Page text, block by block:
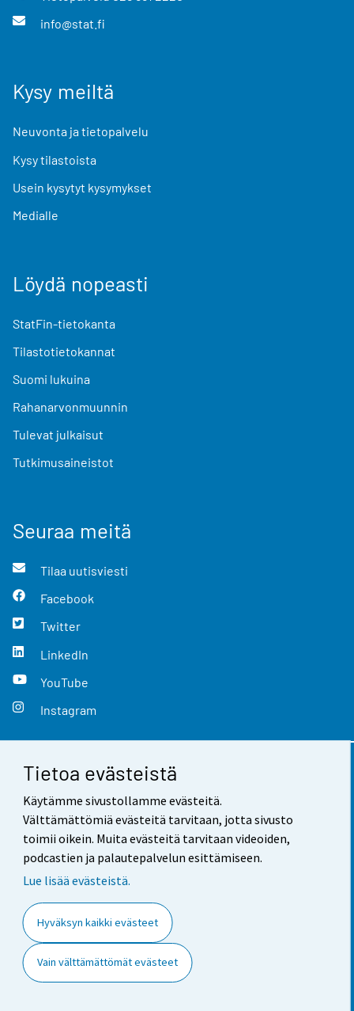
Tietoa evästeistä
Käytämme sivustollamme evästeitä.
Välttämättömiä evästeitä tarvitaan, jotta sivusto
toimii oikein. Muita evästeitä tarvitaan videoiden,
podcastien ja palautepalvelun esittämiseen.
Lue lisää evästeistä.
Hyväksyn kaikki evästeet
Vain välttämättömät evästeet
info@stat.fi
Kysy meiltä
Neuvonta ja tietopalvelu
Kysy tilastoista
Usein kysytyt kysymykset
Medialle
Löydä nopeasti
StatFin-tietokanta
Tilastotietokannat
Suomi lukuina
Rahanarvonmuunnin
Tulevat julkaisut
Tutkimusaineistot
Seuraa meitä
Tilaa uutisviesti
Facebook
Twitter
LinkedIn
YouTube
Instagram
Yhteystiedot
Palaute
Käyttöehdot
Saavutettavuus
Tietoa sivustosta
Evästeasetukset